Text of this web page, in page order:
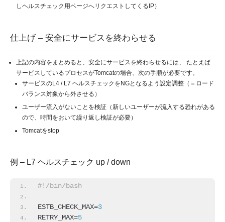
しヘルスチェック用ページへリクエストしてくるIP）
仕上げ – 安全にサービスを終わらせる
上記の内容をまとめると、安全にサービスを終わらせるには、 たとえば
サービスしているプロセスがTomcatの場合、次の手順が必要です。
サービスのL4 / L7 ヘルスチェックをNGとなるよう設定調整（＝ロード
バランス対象から外させる）
ユーザー流入がないことを検証（新しいユーザーが流入する恐れがある
ので、時間をおいて繰り返し検証が必要）
Tomcatをstop
例 – L7 ヘルスチェック up / down
#!/bin/bash
ESTB_CHECK_MAX=3
RETRY_MAX=5